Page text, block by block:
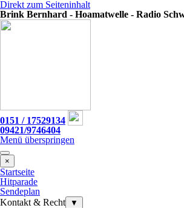
Direkt zum Seiteninhalt
Brink Bernhard - Hoamatwelle - Radio
0151 / 17529134
09421/9746404
Menü überspringen
×
Startseite
Hitparade
Sendeplan
Kontakt & Recht
▼